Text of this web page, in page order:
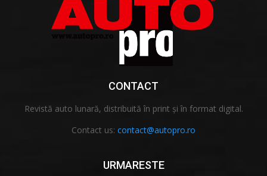
CONTACT
Revistă auto lunară, distribuită în print și în format digital.
Contact us: contact@autopro.ro
URMARESTE